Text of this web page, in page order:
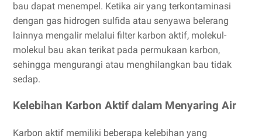
bau dapat menempel. Ketika air yang terkontaminasi
dengan gas hidrogen sulfida atau senyawa belerang
lainnya mengalir melalui filter karbon aktif, molekul-
molekul bau akan terikat pada permukaan karbon,
sehingga mengurangi atau menghilangkan bau tidak
sedap.
Kelebihan Karbon Aktif dalam Menyaring Air
Karbon aktif memiliki beberapa kelebihan yang